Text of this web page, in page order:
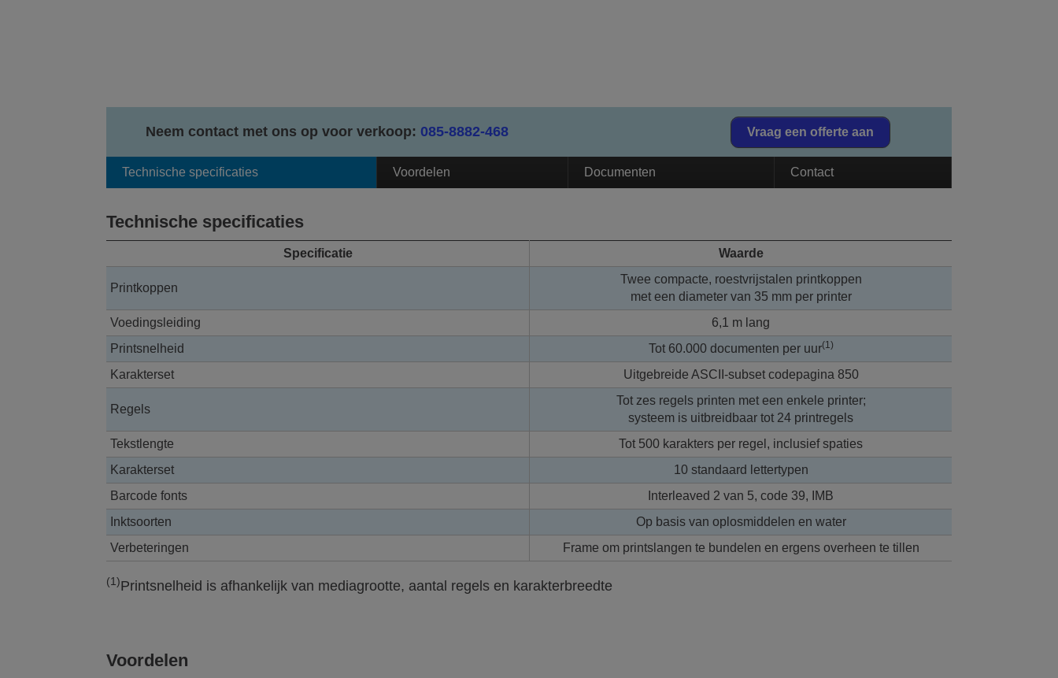
Neem contact met ons op voor verkoop: 085-8882-468 Vraag een offerte aan
Technische specificaties Voordelen Documenten Contact
Technische specificaties
Specificatie Waarde
Printkoppen
Twee compacte, roestvrijstalen printkoppen
met een diameter van 35 mm per printer
Voedingsleiding
6,1 m lang
Printsnelheid
Tot 60.000 documenten per uur(1)
Karakterset Uitgebreide ASCII-subset codepagina 850
Regels
Tot zes regels printen met een enkele printer;
systeem is uitbreidbaar tot 24 printregels
Tekstlengte
Tot 500 karakters per regel, inclusief spaties
Karakterset
10 standaard lettertypen
Barcode fonts
Interleaved 2 van 5, code 39, IMB
Inktsoorten
Op basis van oplosmiddelen en water
Verbeteringen
Frame om printslangen te bundelen en ergens overheen te tillen
(1)Printsnelheid is afhankelijk van mediagrootte, aantal regels en karakterbreedte
Voordelen